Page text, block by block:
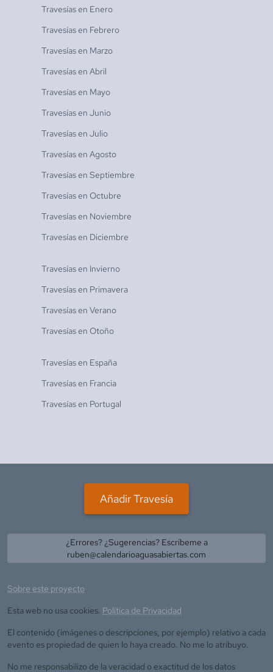
Travesías en Enero
Travesías en Febrero
Travesías en Marzo
Travesías en Abril
Travesías en Mayo
Travesías en Junio
Travesías en Julio
Travesías en Agosto
Travesías en Septiembre
Travesías en Octubre
Travesías en Noviembre
Travesías en Diciembre
Travesías en Invierno
Travesías en Primavera
Travesías en Verano
Travesías en Otoño
Travesías en España
Travesías en Francia
Travesías en Portugal
Añadir Travesía
¿Errores? ¿Sugerencias? Escríbeme a
ruben@calendarioaguasabiertas.com
Sobre este proyecto
Esta web no usa cookies. Política de Privacidad
El contenido (imágenes o descripciones, por ejemplo) relativo a cada
evento es propiedad de quien lo haya creado. No me lo atribuyo.
No me responsabilizo de la veracidad o exactitud de los datos